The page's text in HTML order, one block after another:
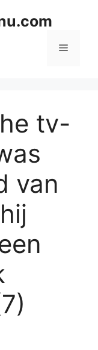
Menu
tv-
van